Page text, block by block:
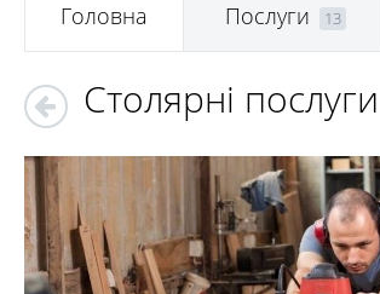
Головна Послуги 13
Столярні послуги